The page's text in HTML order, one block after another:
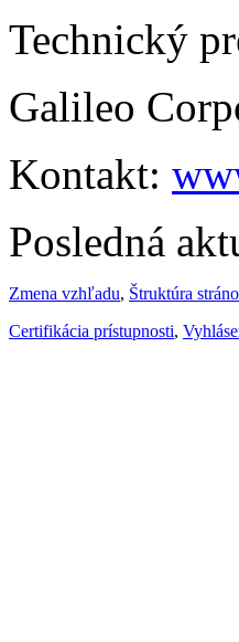
Technický
Galileo
Kontakt:
Posledná
Zmena vzhľadu, Štruktúra
Certifikácia prístupnosti,